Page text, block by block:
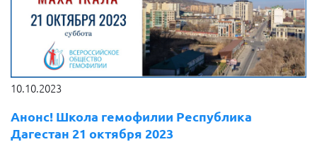
10.10.2023
Анонс! Школа гемофилии Республика
Дагестан 21 октября 2023